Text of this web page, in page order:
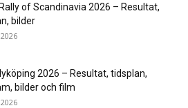
of Scandinavia 2026 – Resultat,
bilder
2026 – Resultat, tidsplan,
bilder och film